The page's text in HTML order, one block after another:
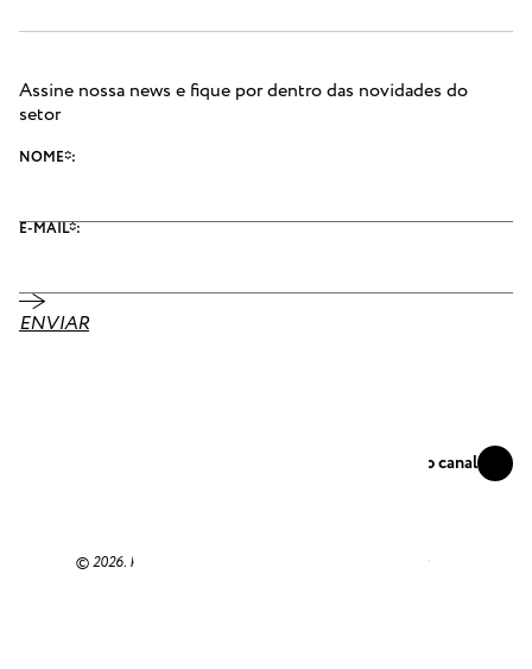
Assine nossa news e fique por dentro das novidades do
setor
NOME*:
E-MAIL*:
ENVIAR
Acompanhe nosso canal
© 2026. Por Pró-Memórias. Design Amí Comunicação & Design